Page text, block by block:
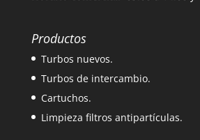
Productos
Turbos nuevos.
Turbos de intercambio.
Cartuchos.
Limpieza filtros antipartículas.